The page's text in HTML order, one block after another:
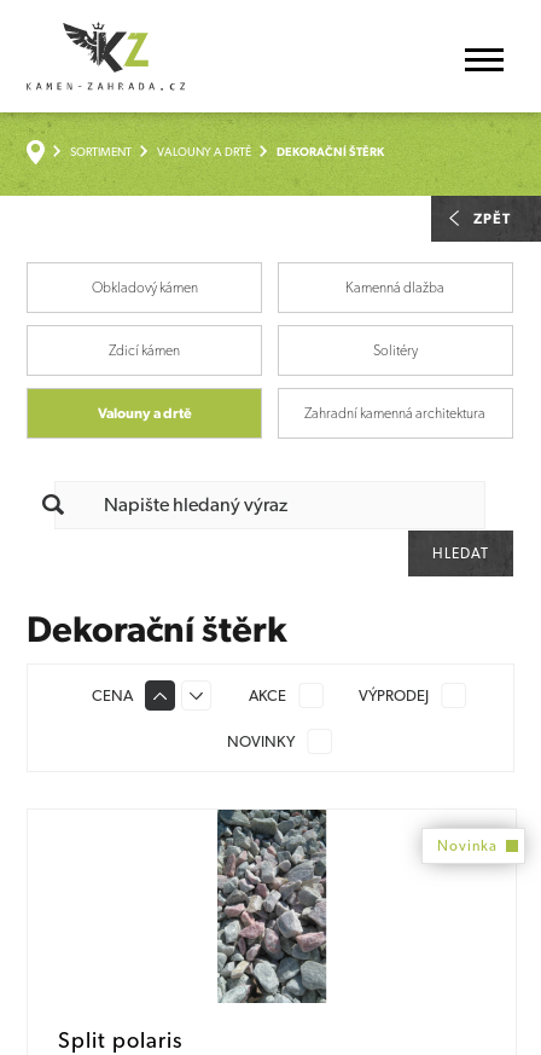
ZPĚT
SORTIMENT VALOUNY A DRTĚ DEKORAČNÍ ŠTĚRK
Obkladový kámen Kamenná dlažba
Zdicí kámen Solitéry
Valouny a drtě Zahradní kamenná architektura
Dekorační štěrk
CENA AKCE VÝPRODEJ
NOVINKY
Novinka
Split polaris